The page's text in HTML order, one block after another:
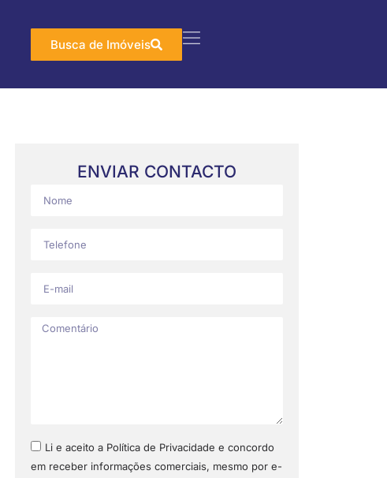
Busca de Imóveis
ENVIAR CONTACTO
Li e aceito a Política de Privacidade e concordo
em receber informações comerciais, mesmo por e-